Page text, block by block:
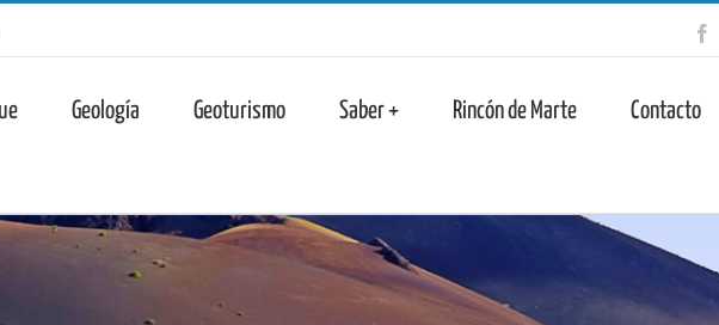
Geología Geoturismo Saber + Rincón de Marte Contacto